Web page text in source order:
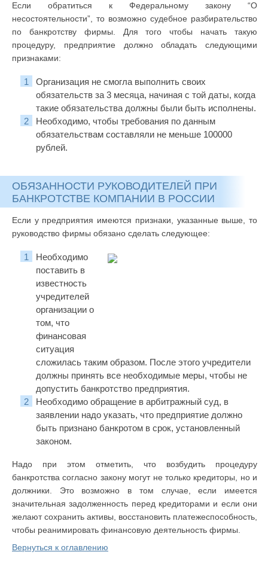
Если обратиться к Федеральному закону “О
несостоятельности”, то возможно судебное разбирательство
по банкротству фирмы. Для того чтобы начать такую
процедуру, предприятие должно обладать следующими
признаками:
Организация не смогла выполнить своих
обязательств за 3 месяца, начиная с той даты, когда
такие обязательства должны были быть исполнены.
Необходимо, чтобы требования по данным
обязательствам составляли не меньше 100000
рублей.
ОБЯЗАННОСТИ РУКОВОДИТЕЛЕЙ ПРИ
БАНКРОТСТВЕ КОМПАНИИ В РОССИИ
Если у предприятия имеются признаки, указанные выше, то
руководство фирмы обязано сделать следующее:
Необходимо
поставить в
известность
учредителей
организации о
том, что
финансовая
ситуация
сложилась таким образом. После этого учредители
должны принять все необходимые меры, чтобы не
допустить банкротство предприятия.
Необходимо обращение в арбитражный суд, в
заявлении надо указать, что предприятие должно
быть признано банкротом в срок, установленный
законом.
Надо при этом отметить, что возбудить процедуру
банкротства согласно закону могут не только кредиторы, но и
должники. Это возможно в том случае, если имеется
значительная задолженность перед кредиторами и если они
желают сохранить активы, восстановить платежеспособность,
чтобы реанимировать финансовую деятельность фирмы.
Вернуться к оглавлению